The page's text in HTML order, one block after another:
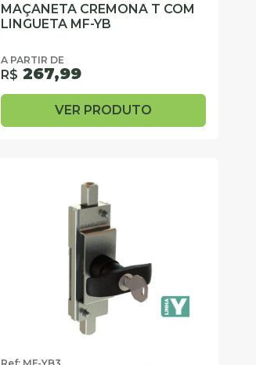
MAÇANETA CREMONA T COM
LINGUETA MF-YB
A PARTIR DE
R$ 267,99
VER PRODUTO